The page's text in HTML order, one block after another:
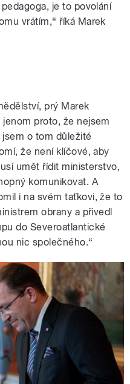
je to povolání
vrátím,“ říká Marek
prý Marek
jenom proto, že nejsem
o tom důležité
že není klíčové, aby
umět řídit ministerstvo,
komunikovat. A
i na svém taťkovi, že to
obrany a přivedl
do Severoatlantické
nic společného.“